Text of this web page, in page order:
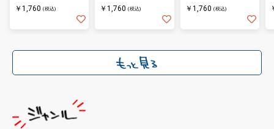
￥1,760 (税込) ￥1,760 (税込) ￥1,760 (税込)